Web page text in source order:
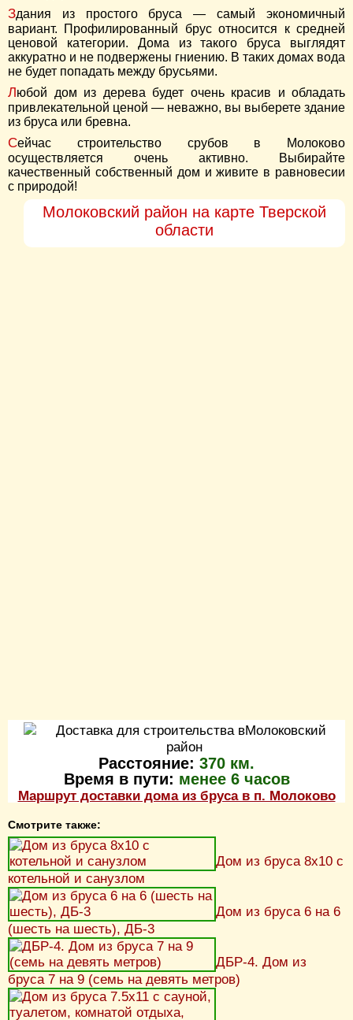
Здания из простого бруса — самый экономичный
вариант. Профилированный брус относится к средней
ценовой категории. Дома из такого бруса выглядят
аккуратно и не подвержены гниению. В таких домах вода
не будет попадать между брусьями.
Любой дом из дерева будет очень красив и обладать
привлекательной ценой — неважно, вы выберете здание
из бруса или бревна.
Сейчас строительство срубов в Молоково
осуществляется очень активно. Выбирайте
качественный собственный дом и живите в равновесии
с природой!
Молоковский район на карте Тверской
области
Расстояние: 370 км.
Время в пути: менее 6 часов
Маршрут доставки дома из бруса в п. Молоково
Смотрите также:
Дом из бруса 8х10 с
котельной и санузлом
Дом из бруса 6 на 6
(шесть на шесть), ДБ-3
ДБР-4. Дом из
бруса 7 на 9 (семь на девять метров)